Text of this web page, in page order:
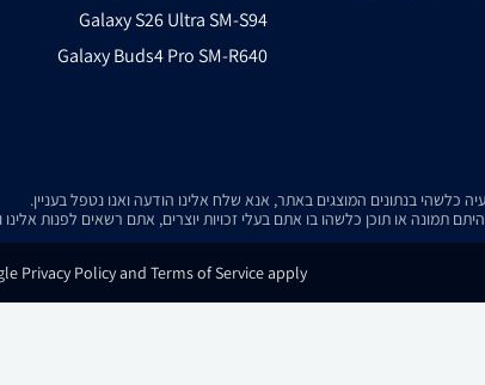
Galaxy S26 Ultra SM-S94
Galaxy Buds4 Pro SM-R640
תמונה או תוכן כלשהו בו אתם בעלי זכויות יוצרים, אתם רשאים לפנות
Privacy Policy and Terms of Service apply